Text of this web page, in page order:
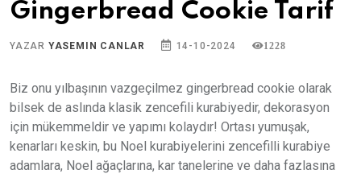
Gingerbread Cookie Tarif
YAZAR YASEMIN CANLAR 14-10-2024 1228
Biz onu yılbaşının vazgeçilmez gingerbread cookie olarak
bilsek de aslında klasik zencefili kurabiyedir, dekorasyon
için mükemmeldir ve yapımı kolaydır! Ortası yumuşak,
kenarları keskin, bu Noel kurabiyelerini zencefilli kurabiye
adamlara, Noel ağaçlarına, kar tanelerine ve daha fazlasına